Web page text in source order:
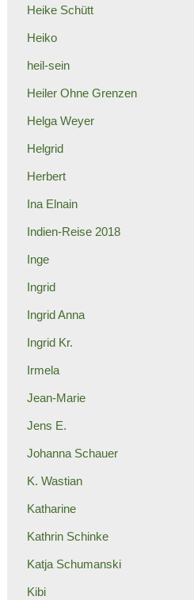
Heike Schütt
Heiko
heil-sein
Heiler Ohne Grenzen
Helga Weyer
Helgrid
Herbert
Ina Elnain
Indien-Reise 2018
Inge
Ingrid
Ingrid Anna
Ingrid Kr.
Irmela
Jean-Marie
Jens E.
Johanna Schauer
K. Wastian
Katharine
Kathrin Schinke
Katja Schumanski
Kibi